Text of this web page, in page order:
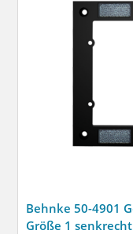
Behnke 50-4901
Größe 1 senkrecht